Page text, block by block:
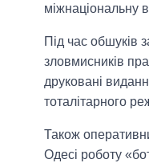
міжнаціональну
Під час обшуків
зловмисників
друковані
тоталітарного
Також
Одесі роботу